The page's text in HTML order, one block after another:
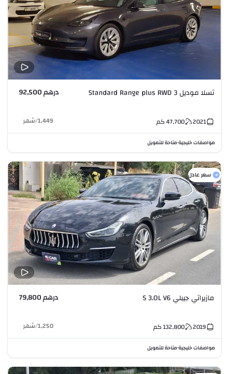
تسلا موديل 3 Standard Range plus RWD درهم 92,500
2021
47,700كم 1,449
/شهر
مواصفات خليجية•متاحة للتمويل
سعر عادل
مازيراتي جيبلي S 3.0L V6 درهم 79,800
2019
132,800كم 1,250
/شهر
مواصفات خليجية•متاحة للتمويل